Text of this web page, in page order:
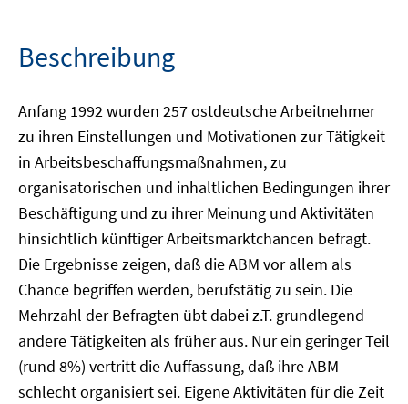
Beschreibung
Anfang 1992 wurden 257 ostdeutsche Arbeitnehmer
zu ihren Einstellungen und Motivationen zur Tätigkeit
in Arbeitsbeschaffungsmaßnahmen, zu
organisatorischen und inhaltlichen Bedingungen ihrer
Beschäftigung und zu ihrer Meinung und Aktivitäten
hinsichtlich künftiger Arbeitsmarktchancen befragt.
Die Ergebnisse zeigen, daß die ABM vor allem als
Chance begriffen werden, berufstätig zu sein. Die
Mehrzahl der Befragten übt dabei z.T. grundlegend
andere Tätigkeiten als früher aus. Nur ein geringer Teil
(rund 8%) vertritt die Auffassung, daß ihre ABM
schlecht organisiert sei. Eigene Aktivitäten für die Zeit